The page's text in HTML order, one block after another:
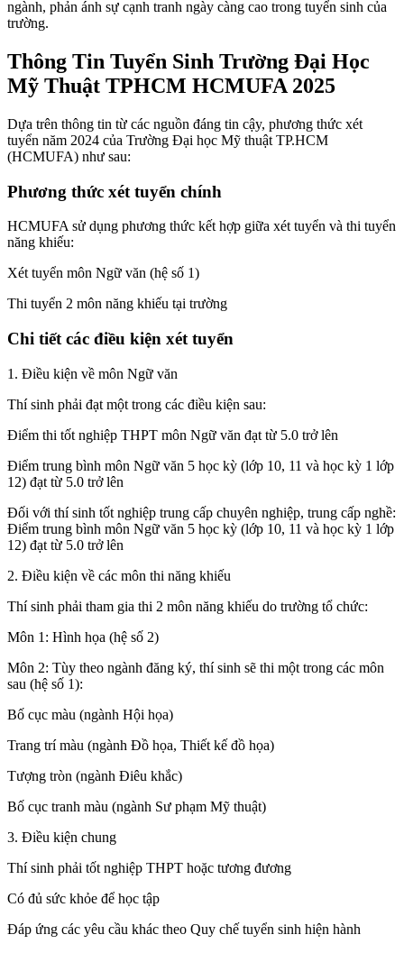
ngành, phản ánh sự cạnh tranh ngày càng cao trong tuyển sinh của
trường.
Thông Tin Tuyển Sinh Trường Đại Học
Mỹ Thuật TPHCM HCMUFA 2025
Dựa trên thông tin từ các nguồn đáng tin cậy, phương thức xét
tuyển năm 2024 của Trường Đại học Mỹ thuật TP.HCM
(HCMUFA) như sau:
Phương thức xét tuyển chính
HCMUFA sử dụng phương thức kết hợp giữa xét tuyển và thi tuyển
năng khiếu:
Xét tuyển môn Ngữ văn (hệ số 1)
Thi tuyển 2 môn năng khiếu tại trường
Chi tiết các điều kiện xét tuyển
1. Điều kiện về môn Ngữ văn
Thí sinh phải đạt một trong các điều kiện sau:
Điểm thi tốt nghiệp THPT môn Ngữ văn đạt từ 5.0 trở lên
Điểm trung bình môn Ngữ văn 5 học kỳ (lớp 10, 11 và học kỳ 1 lớp
12) đạt từ 5.0 trở lên
Đối với thí sinh tốt nghiệp trung cấp chuyên nghiệp, trung cấp nghề:
Điểm trung bình môn Ngữ văn 5 học kỳ (lớp 10, 11 và học kỳ 1 lớp
12) đạt từ 5.0 trở lên
2. Điều kiện về các môn thi năng khiếu
Thí sinh phải tham gia thi 2 môn năng khiếu do trường tổ chức:
Môn 1: Hình họa (hệ số 2)
Môn 2: Tùy theo ngành đăng ký, thí sinh sẽ thi một trong các môn
sau (hệ số 1):
Bố cục màu (ngành Hội họa)
Trang trí màu (ngành Đồ họa, Thiết kế đồ họa)
Tượng tròn (ngành Điêu khắc)
Bố cục tranh màu (ngành Sư phạm Mỹ thuật)
3. Điều kiện chung
Thí sinh phải tốt nghiệp THPT hoặc tương đương
Có đủ sức khỏe để học tập
Đáp ứng các yêu cầu khác theo Quy chế tuyển sinh hiện hành